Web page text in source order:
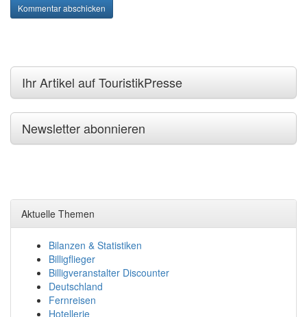
Ihr Artikel auf TouristikPresse
Newsletter abonnieren
Aktuelle Themen
Bilanzen & Statistiken
Billigflieger
Billigveranstalter Discounter
Deutschland
Fernreisen
Hotellerie